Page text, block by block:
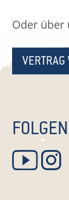
Oder über
VERTRAG